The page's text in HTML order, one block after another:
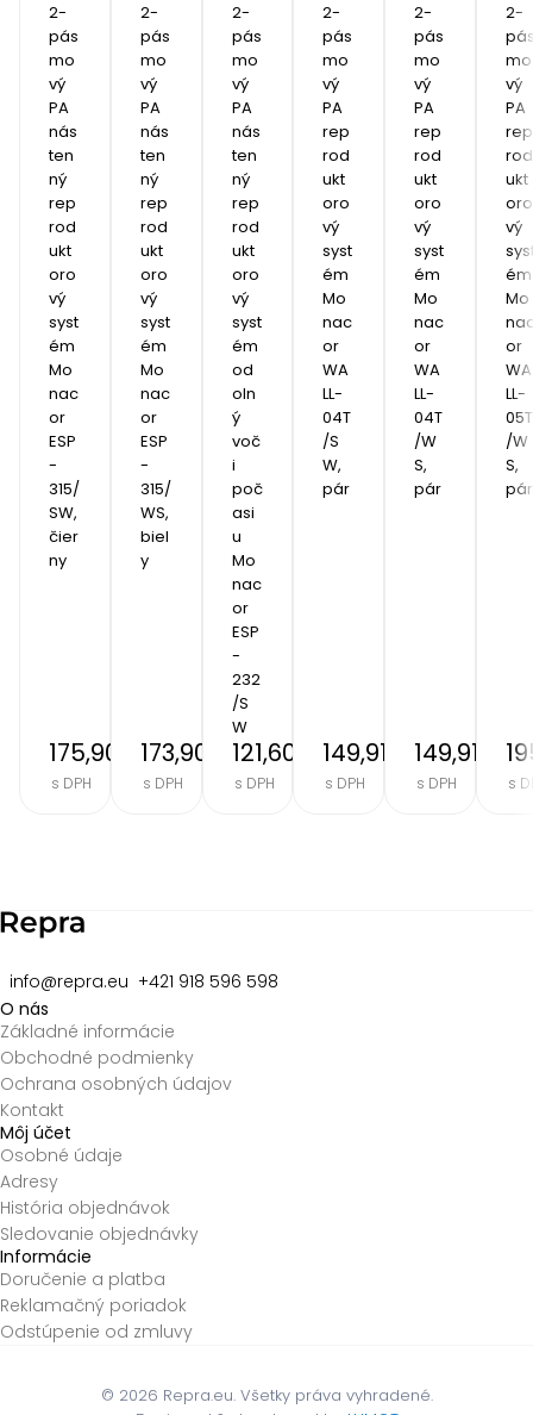
2-
pás
mo
vý
PA
nás
ten
ný
rep
rod
ukt
oro
vý
syst
ém
Mo
nac
or
ESP
-
315/
SW,
čier
ny
175,90 €
s DPH
2-
pás
mo
vý
PA
nás
ten
ný
rep
rod
ukt
oro
vý
syst
ém
Mo
nac
or
ESP
-
315/
WS,
biel
y
173,90 €
s DPH
2-
pás
mo
vý
PA
nás
ten
ný
rep
rod
ukt
oro
vý
syst
ém
od
oln
ý
voč
i
poč
asi
u
Mo
nac
or
ESP
-
232
/S
W
121,60 €
s DPH
2-
pás
mo
vý
PA
rep
rod
ukt
oro
vý
syst
ém
Mo
nac
or
WA
LL-
04T
/S
W,
pár
149,91 €
s DPH
2-
pás
mo
vý
PA
rep
rod
ukt
oro
vý
syst
ém
Mo
nac
or
WA
LL-
04T
/W
S,
pár
149,91 €
s DPH
2-
mo
vý
PA
rep
rod
ukt
oro
vý
ém
Mo
or
WA
LL-
05T
/W
S,
pár
s
info@repra.eu +421 918 596 598
O nás
Základné informácie
Obchodné podmienky
Ochrana osobných údajov
Kontakt
Môj účet
Osobné údaje
Adresy
História objednávok
Sledovanie objednávky
Informácie
Doručenie a platba
Reklamačný poriadok
Odstúpenie od zmluvy
© 2026 Repra.eu. Všetky práva vyhradené.